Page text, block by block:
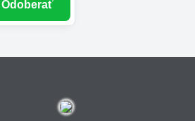
Odoberať